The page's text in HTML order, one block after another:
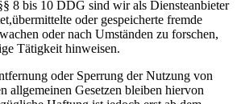
8 bis 10 DDG sind wir als Diensteanbieter
oder gespeicherte fremde
oder nach Umständen zu forschen,
Tätigkeit hinweisen.
oder Sperrung der Nutzung von
allgemeinen Gesetzen bleiben hiervon